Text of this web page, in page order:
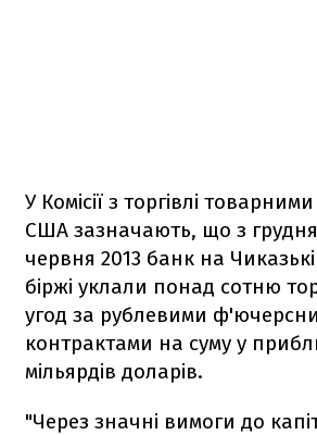
У Комісії з торгівлі
США зазначають, що з
червня 2013 банк на
біржі уклали понад сотню
угод за рублевими
контрактами на суму у
мільярдів доларів.
"Через значні вимоги до